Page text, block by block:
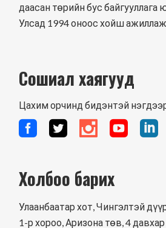
даасан төрийн бус
Улсад 1994 оноос хойш ажиллаж
Сошиал хаягууд
Цахим орчинд бидэнтэй
Холбоо барих
Улаанбаатар хот, Чингэлтэй
1-р хороо, Аризона төв, 4 давхар